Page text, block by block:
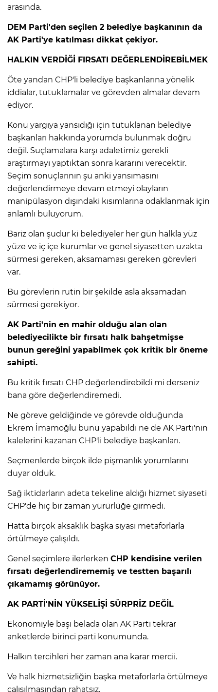
arasında.
DEM Parti'den seçilen 2 belediye başkanının da
AK Parti'ye katılması dikkat çekiyor.
HALKIN VERDİĞİ FIRSATI DEĞERLENDİREBİLMEK
Öte yandan CHP'li belediye başkanlarına yönelik
iddialar, tutuklamalar ve görevden almalar devam
ediyor.
Konu yargıya yansıdığı için tutuklanan belediye
başkanları hakkında yorumda bulunmak doğru
değil. Suçlamalara karşı adaletimiz gerekli
araştırmayı yaptıktan sonra kararını verecektir.
Seçim sonuçlarının şu anki yansımasını
değerlendirmeye devam etmeyi olayların
manipülasyon dışındaki kısımlarına odaklanmak için
anlamlı buluyorum.
Bariz olan şudur ki belediyeler her gün halkla yüz
yüze ve iç içe kurumlar ve genel siyasetten uzakta
sürmesi gereken, aksamaması gereken görevleri
var.
Bu görevlerin rutin bir şekilde asla aksamadan
sürmesi gerekiyor.
AK Parti'nin en mahir olduğu alan olan
belediyecilikte bir fırsatı halk bahşetmişse
bunun gereğini yapabilmek çok kritik bir öneme
sahipti.
Bu kritik fırsatı CHP değerlendirebildi mi derseniz
bana göre değerlendiremedi.
Ne göreve geldiğinde ve görevde olduğunda
Ekrem İmamoğlu bunu yapabildi ne de AK Parti'nin
kalelerini kazanan CHP'li belediye başkanları.
Seçmenlerde birçok ilde pişmanlık yorumlarını
duyar olduk.
Sağ iktidarların adeta tekeline aldığı hizmet siyaseti
CHP'de hiç bir zaman yürürlüğe girmedi.
Hatta birçok aksaklık başka siyasi metaforlarla
örtülmeye çalışıldı.
Genel seçimlere ilerlerken CHP kendisine verilen
fırsatı değerlendirememiş ve testten başarılı
çıkamamış görünüyor.
AK PARTİ'NİN YÜKSELİŞİ SÜRPRİZ DEĞİL
Ekonomiyle başı belada olan AK Parti tekrar
anketlerde birinci parti konumunda.
Halkın tercihleri her zaman ana karar mercii.
Ve halk hizmetsizliğin başka metaforlarla örtülmeye
çalışılmasından rahatsız.